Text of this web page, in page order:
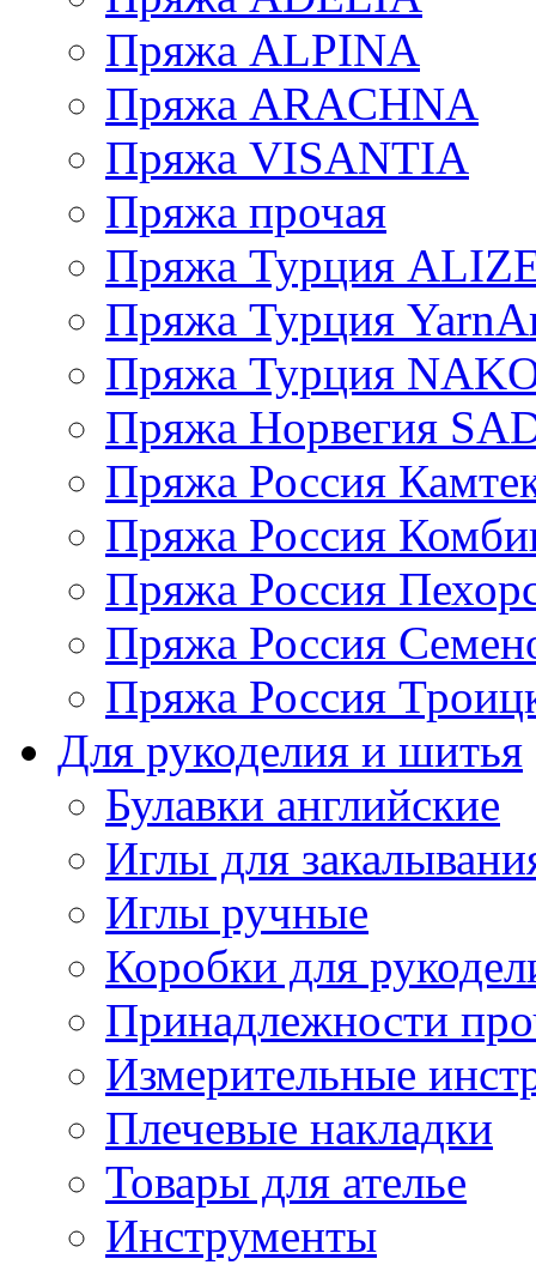
Пряжа ALPINA
Пряжа ARACHNA
Пряжа VISANTIA
Пряжа прочая
Пряжа Турция
Пряжа Турция
Пряжа Турция
Пряжа Норвегия
Пряжа Россия
Пряжа Россия
Пряжа Россия
Пряжа Россия
Пряжа Россия
Для рукоделия и шитья
Булавки английские
Иглы для
Иглы ручные
Коробки для
Принадлежности
Измерительные
Плечевые накладки
Товары для ателье
Инструменты